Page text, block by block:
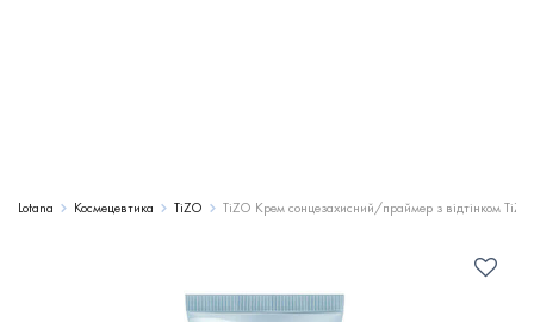
Lotana Космецевтика TiZO TiZO Крем сонцезахисний/праймер з відтінком